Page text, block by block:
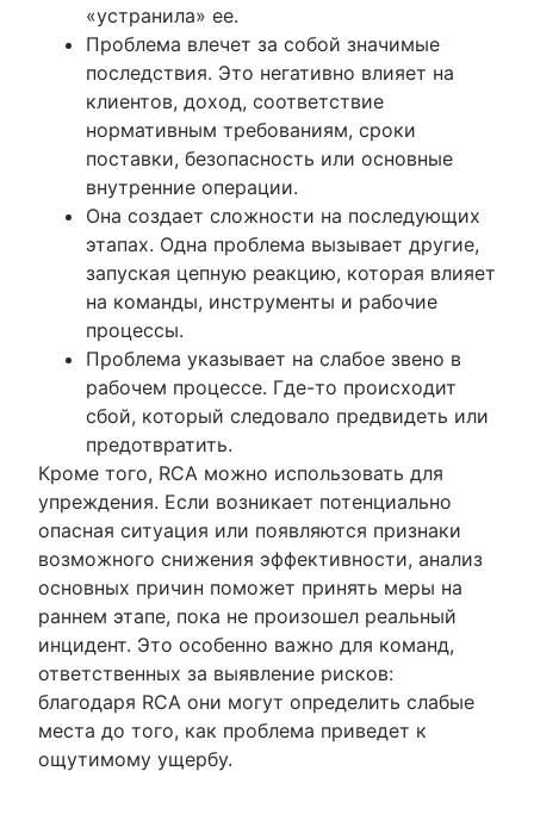
«устранила» ее.
Проблема влечет за собой значимые
последствия. Это негативно влияет на
клиентов, доход, соответствие
нормативным требованиям, сроки
поставки, безопасность или основные
внутренние операции.
Она создает сложности на последующих
этапах. Одна проблема вызывает другие,
запуская цепную реакцию, которая влияет
на команды, инструменты и рабочие
процессы.
Проблема указывает на слабое звено в
рабочем процессе. Где-то происходит
сбой, который следовало предвидеть или
предотвратить.
Кроме того, RCA можно использовать для
упреждения. Если возникает потенциально
опасная ситуация или появляются признаки
возможного снижения эффективности, анализ
основных причин поможет принять меры на
раннем этапе, пока не произошел реальный
инцидент. Это особенно важно для команд,
ответственных за выявление рисков:
благодаря RCA они могут определить слабые
места до того, как проблема приведет к
ощутимому ущербу.